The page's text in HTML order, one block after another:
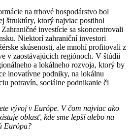
na trhové hospodárstvo bol
štruktúry, ktorý najviac postihol
investície sa skoncentrovali
Niektorí zahraniční investori
skúsenosti, ale mnohí profitovali z
v zaostávajúcich regiónoch. V štúdii
a lokálneho rozvoja, ktorý by
inovatívne podniky, na lokálnu
potravín, sociálne podnikanie či
vývoj v Európe. V čom najviac ako
oblasť, kde sme lepší alebo na
Európa?